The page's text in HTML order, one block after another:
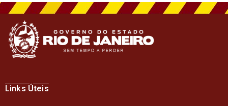
Links Úteis